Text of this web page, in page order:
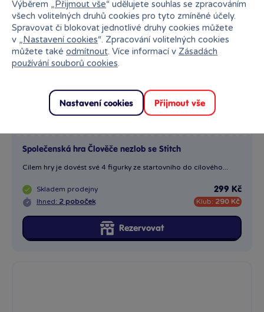
Společenská hra Člověče nezlob se Stitch
Cílem hry je dovést své 4 figurky ze startovního do cílového...
Skladem prodejny
Ihned: 2 poboček
299 Kč
Klub: 290 Kč
Rezervovat
Výběrem „Přijmout vše“ udělujete souhlas se zpracováním
všech volitelných druhů cookies pro tyto zmíněné účely.
Spravovat či blokovat jednotlivé druhy cookies můžete
v „Nastavení cookies“. Zpracování volitelných cookies
můžete také odmítnout. Více informací v Zásadách
používání souborů cookies.
Nastavení cookies Přijmout vše